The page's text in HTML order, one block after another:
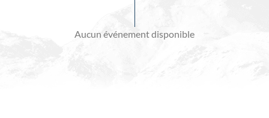
Aucun événement disponible